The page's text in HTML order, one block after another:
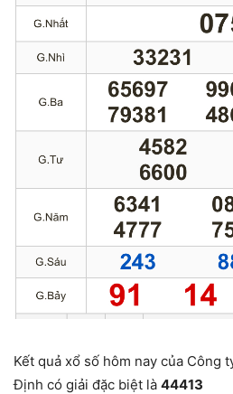
Kết quả xổ số hôm nay của Công
Định có giải đặc biệt là 44413